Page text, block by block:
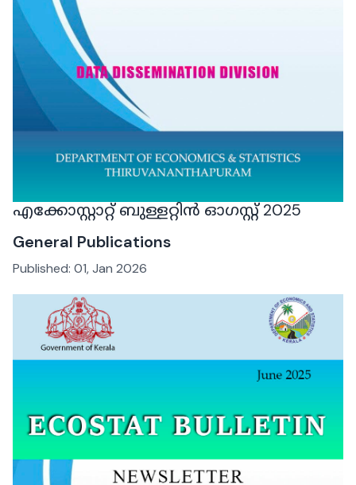
എക്കോസ്റ്റാറ്റ് ബുള്ളറ്റിൻ ഓഗസ്റ്റ് 2025
General Publications
Published: 01, Jan 2026